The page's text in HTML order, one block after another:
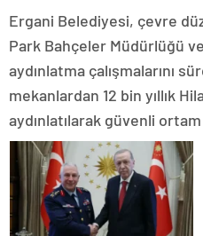
Ergani Belediyesi, çevre
Park Bahçeler Müdürlüğü
aydınlatma çalışmalarını
mekanlardan 12 bin yıllık
aydınlatılarak güvenli ortam